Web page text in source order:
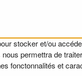
stocker et/ou
permettra de
fonctonnalités et